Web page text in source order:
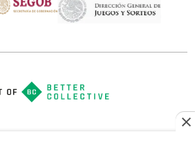
21 adelantó a la nueva